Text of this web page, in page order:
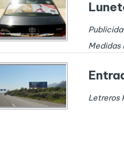
Medidas
Letreros